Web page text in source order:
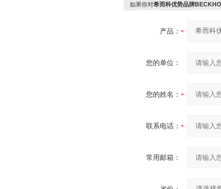
如果你对希而科优势品牌
产品：
您的单位：
您的姓名：
联系电话：
常用邮箱：